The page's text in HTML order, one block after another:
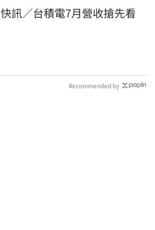
快訊／台積電7月營收搶先看
Recommended by